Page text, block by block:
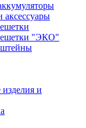
"ЭКО"
и